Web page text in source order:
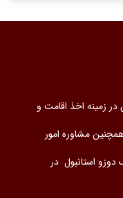
درخشان در زمینه اخذ اقامت و
مشاوره امور
بیلیک دوزو استانبول در